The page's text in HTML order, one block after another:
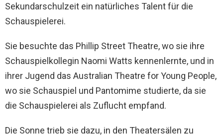
Sekundarschulzeit ein natürliches Talent für die
Schauspielerei.
Sie besuchte das Phillip Street Theatre, wo sie ihre
Schauspielkollegin Naomi Watts kennenlernte, und in
ihrer Jugend das Australian Theatre for Young People,
wo sie Schauspiel und Pantomime studierte, da sie
die Schauspielerei als Zuflucht empfand.
Die Sonne trieb sie dazu, in den Theatersälen zu